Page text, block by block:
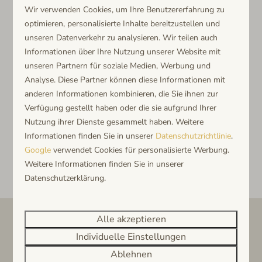
Schaden melden
Schäden, die unter den Schadensfonds fallen,
müsseninnerhalb von 48 Stunden nach Abreise des
Gastesüber das nachstehende Schadensformular
gemeldet werden.
Meldungen außerhalb dieser Frist werdennicht
bearbeitet.
Wir verwenden Cookies, um Ihre Benutzererfahrung zu
optimieren, personalisierte Inhalte bereitzustellen und
unseren Datenverkehr zu analysieren. Wir teilen auch
Informationen über Ihre Nutzung unserer Website mit
unseren Partnern für soziale Medien, Werbung und
Analyse. Diese Partner können diese Informationen mit
anderen Informationen kombinieren, die Sie ihnen zur
Verfügung gestellt haben oder die sie aufgrund Ihrer
Nutzung ihrer Dienste gesammelt haben. Weitere
Informationen finden Sie in unserer Datenschutzrichtlinie.
Google verwendet Cookies für personalisierte Werbung.
Weitere Informationen finden Sie in unserer
Datenschutzerklärung.
Alle akzeptieren
Individuelle Einstellungen
Ablehnen